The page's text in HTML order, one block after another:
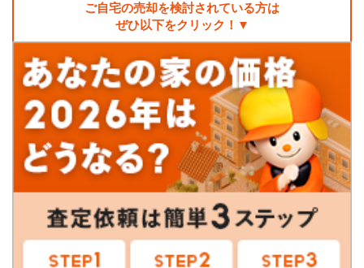
ご自宅の売却を検討されている方は
ぜひ以下をクリック！▼